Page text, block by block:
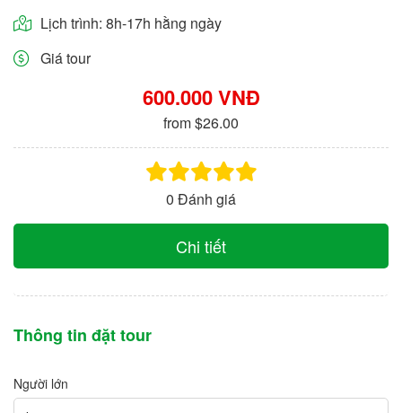
Lịch trình: 8h-17h hằng ngày
Giá tour
600.000 VNĐ
from $26.00
0 Đánh giá
Chi tiết
Thông tin đặt tour
Người lớn